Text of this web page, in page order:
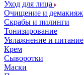
Уход для лица
Очищение и демакияж
Скрабы и пилинги
Тонизирование
Увлажнение и питание
Крем
Сыворотки
Маски